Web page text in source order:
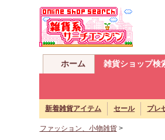
ホーム 雑貨ショップ検
新着雑貨アイテム セール プレ
ファッション、小物雑貨>